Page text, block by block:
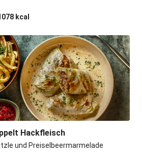
kcal
Hackfleisch
und Preiselbeermarmelade